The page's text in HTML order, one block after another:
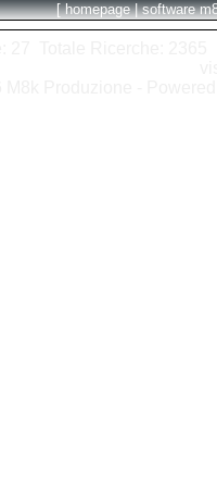
[ homepage | software